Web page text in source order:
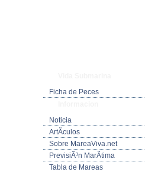
Ficha de Peces
Noticia
ArtÃ­culos
Sobre MareaViva.net
PrevisiÃ³n MarÃ­tima
Tabla de Mareas